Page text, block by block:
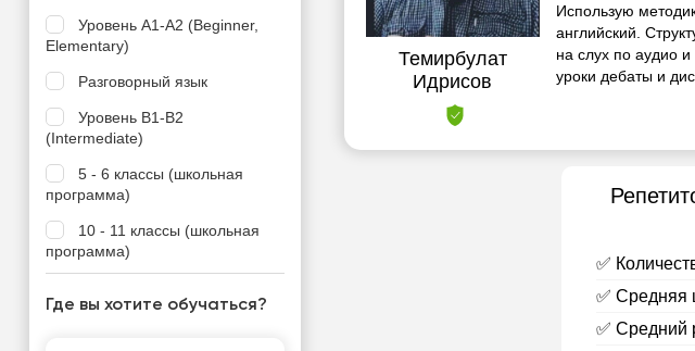
Темирбулат
Идрисов
Использую
английский.
на слух по аудио
уроки дебаты и
✅
✅ Средняя
✅ Средний
Уровень А1-А2 (Beginner,
Elementary)
Разговорный язык
Уровень B1-B2
(Intermediate)
5 - 6 классы (школьная
программа)
10 - 11 классы (школьная
программа)
программа)
Где вы хотите обучаться?